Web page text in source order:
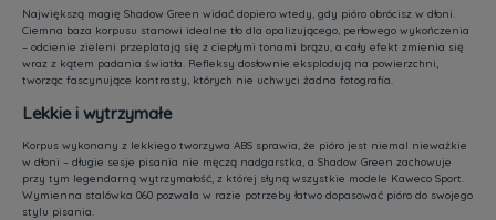
Największą magię Shadow Green widać dopiero wtedy, gdy pióro obrócisz w dłoni.
Ciemna baza korpusu stanowi idealne tło dla opalizującego, perłowego wykończenia
– odcienie zieleni przeplatają się z ciepłymi tonami brązu, a cały efekt zmienia się
wraz z kątem padania światła. Refleksy dosłownie eksplodują na powierzchni,
tworząc fascynujące kontrasty, których nie uchwyci żadna fotografia.
Lekkie i wytrzymałe
Korpus wykonany z lekkiego tworzywa ABS sprawia, że pióro jest niemal nieważkie
w dłoni – długie sesje pisania nie męczą nadgarstka, a Shadow Green zachowuje
przy tym legendarną wytrzymałość, z której słyną wszystkie modele Kaweco Sport.
Wymienna stalówka 060 pozwala w razie potrzeby łatwo dopasować pióro do swojego
stylu pisania.